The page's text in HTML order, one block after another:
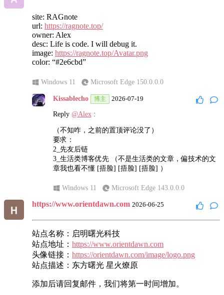
说个好笑的，我今天检查友链，发现你的友链我加了
两次，现在删了一个。
macOS Sequoia Chrome 148.0.0.0
Reply@梁栋烨:
可能忘了上次加过了吧
site: RAGnote
url: https://ragnote.top/
owner: Alex
desc: Life is code. I will debug it.
image: https://ragnote.top/Avatar.png
color: “#2e6cbd”
Windows 11 Microsoft Edge 150.0.0.0
Kissablecho 博主 2026-07-19
Reply @Alex:
（不知咋，之前的置顶评论没了）
要求：
2_先友后链
3_生活类博客优先 （不是生活类的文章，偏技术的文
章我也看不懂 [捂脸] [捂脸] [捂脸] ）
Windows 11 Microsoft Edge 143.0.0.0
https://www.orientdawn.com 2026-06-25
站点名称：启明曙光科技
站点地址： https://www.orientdawn.com
头像链接： https://orientdawn.com/image/logo.png
站点描述：东方曙光 星火燎原
添加后请回复邮件，我们将第一时间增加。